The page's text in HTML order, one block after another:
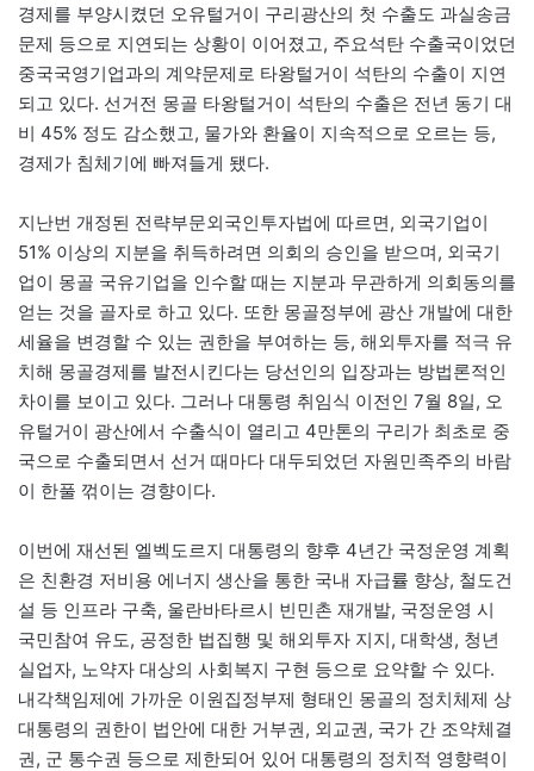
경제를 부양시켰던 오유털거이 구리광산의 첫 수출도 과실송금
문제 등으로 지연되는 상황이 이어졌고, 주요석탄 수출국이었던
중국국영기업과의 계약문제로 타왕털거이 석탄의 수출이 지연
되고 있다. 선거전 몽골 타왕털거이 석탄의 수출은 전년 동기 대
비 45% 정도 감소했고, 물가와 환율이 지속적으로 오르는 등,
경제가 침체기에 빠져들게 됐다.
지난번 개정된 전략부문외국인투자법에 따르면, 외국기업이
51% 이상의 지분을 취득하려면 의회의 승인을 받으며, 외국기
업이 몽골 국유기업을 인수할 때는 지분과 무관하게 의회동의를
얻는 것을 골자로 하고 있다. 또한 몽골정부에 광산 개발에 대한
세율을 변경할 수 있는 권한을 부여하는 등, 해외투자를 적극 유
치해 몽골경제를 발전시킨다는 당선인의 입장과는 방법론적인
차이를 보이고 있다. 그러나 대통령 취임식 이전인 7월 8일, 오
유털거이 광산에서 수출식이 열리고 4만톤의 구리가 최초로 중
국으로 수출되면서 선거 때마다 대두되었던 자원민족주의 바람
이 한풀 꺾이는 경향이다.
이번에 재선된 엘벡도르지 대통령의 향후 4년간 국정운영 계획
은 친환경 저비용 에너지 생산을 통한 국내 자급률 향상, 철도건
설 등 인프라 구축, 울란바타르시 빈민촌 재개발, 국정운영 시
국민참여 유도, 공정한 법집행 및 해외투자 지지, 대학생, 청년
실업자, 노약자 대상의 사회복지 구현 등으로 요약할 수 있다.
내각책임제에 가까운 이원집정부제 형태인 몽골의 정치체제 상
대통령의 권한이 법안에 대한 거부권, 외교권, 국가 간 조약체결
권, 군 통수권 등으로 제한되어 있어 대통령의 정치적 영향력이